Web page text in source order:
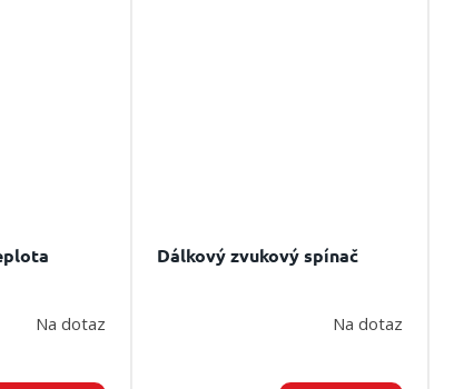
Na dotaz
Dálkový zvukový spínač
Na dotaz